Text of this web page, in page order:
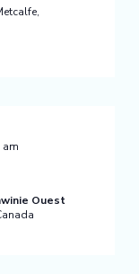
am
Ouest